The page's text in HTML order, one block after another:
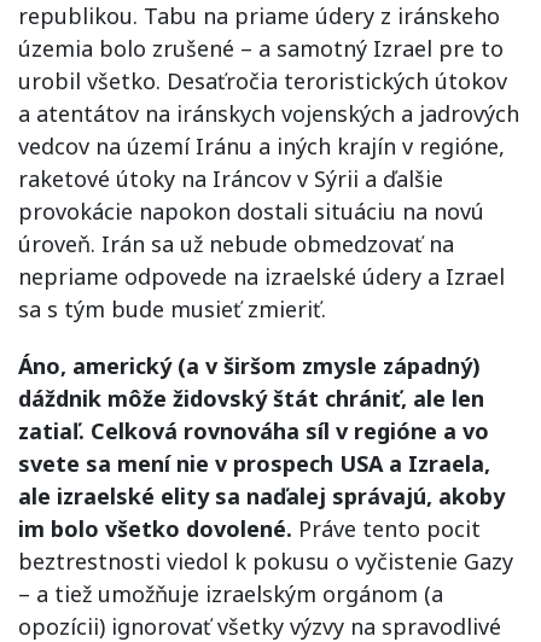
republikou. Tabu na priame údery z iránskeho
územia bolo zrušené – a samotný Izrael pre to
urobil všetko. Desaťročia teroristických útokov
a atentátov na iránskych vojenských a jadrových
vedcov na území Iránu a iných krajín v regióne,
raketové útoky na Iráncov v Sýrii a ďalšie
provokácie napokon dostali situáciu na novú
úroveň. Irán sa už nebude obmedzovať na
nepriame odpovede na izraelské údery a Izrael
sa s tým bude musieť zmieriť.
Áno, americký (a v širšom zmysle západný)
dáždnik môže židovský štát chrániť, ale len
zatiaľ. Celková rovnováha síl v regióne a vo
svete sa mení nie v prospech USA a Izraela,
ale izraelské elity sa naďalej správajú, akoby
im bolo všetko dovolené. Práve tento pocit
beztrestnosti viedol k pokusu o vyčistenie Gazy
– a tiež umožňuje izraelským orgánom (a
opozícii) ignorovať všetky výzvy na spravodlivé